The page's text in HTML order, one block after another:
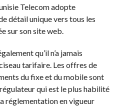
Telecom adopte
détail unique vers tous les
sur son site web.
qu’il n’a jamais
tarifaire. Les offres de
du fixe et du mobile sont
qui est le plus habilité
réglementation en vigueur